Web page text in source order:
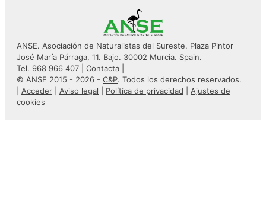
ANSE. Asociación de Naturalistas del Sureste. Plaza Pintor
José María Párraga, 11. Bajo. 30002 Murcia. Spain.
Tel. 968 966 407 | Contacta
© ANSE 2015 - 2026 - C&P. Todos los derechos reservados.
Acceder Aviso legal Política de privacidad
Ajustes de
cookies